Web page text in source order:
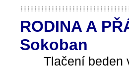
RODINA A
Sokoban
Tlačení beden